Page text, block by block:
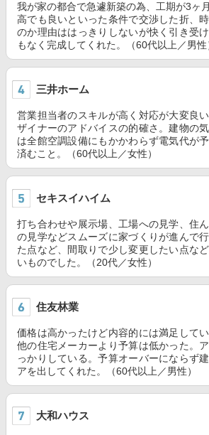
我が家の都合で急遽新築の為、工期が3ヶ
高でも良いといった条件で交渉した折、
のか理由ははっきりしないが快く引き受
もなく完成してくれた。（60代以上／男性
三井ホーム
営業担当者のスキルが高く対応が大変良
ザイナーのアドバイスの的確さ。建物の
は全館空調設備にもかかわらず電気代が
済むこと。（60代以上／女性）
セキスイハイム
打ち合わせや展示場、工場への見学、住
の見学などスムーズに家づくりが進んで
た点など、間取りで少し変更したい点な
いものでした。（20代／女性）
住友林業
価格は高かったけど内容的には満足して
他の住宅メーカーより予算は低かった。
っかりしている。予算オーバーにならず
アを出してくれた。（60代以上／男性）
大和ハウス